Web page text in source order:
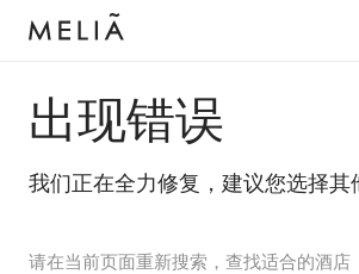
出现错误
我们正在全力修复，建议您选择其
请在当前页面重新搜索，查找适合的酒店